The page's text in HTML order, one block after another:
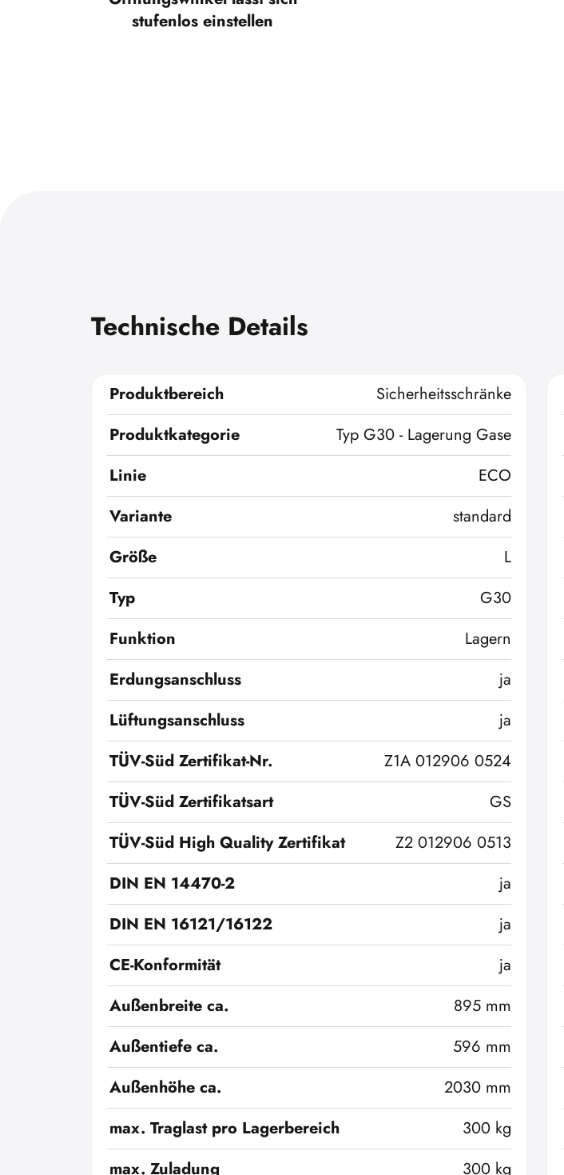
stufenlos einstellen
Technische Details
Produktbereich
Sicherheitsschränke
Produktkategorie
Typ G30 - Lagerung Gase
Linie
ECO
Variante
standard
Größe
L
Typ
G30
Funktion
Lagern
Erdungsanschluss
ja
Lüftungsanschluss
ja
TÜV-Süd Zertifikat-Nr.
Z1A 012906 0524
TÜV-Süd Zertifikatsart
GS
TÜV-Süd High Quality Zertifikat
Z2 012906 0513
DIN EN 14470-2
ja
DIN EN 16121/16122
ja
CE-Konformität
ja
Außenbreite ca.
895 mm
Außentiefe ca.
596 mm
Außenhöhe ca.
2030 mm
max. Traglast pro Lagerbereich
300 kg
max. Zuladung
300 kg